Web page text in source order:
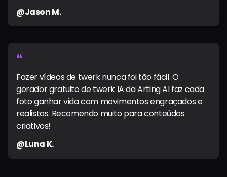
@Jason M.
❝
Fazer vídeos de twerk nunca foi tão fácil. O
gerador gratuito de twerk IA da Arting AI faz cada
foto ganhar vida com movimentos engraçados e
realistas. Recomendo muito para conteúdos
criativos!
@Luna K.